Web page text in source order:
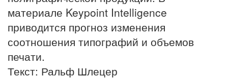
материале Keypoint Intelligence
приводится прогноз изменения
соотношения типографий и объемов
печати.
Текст: Ральф Шлецер